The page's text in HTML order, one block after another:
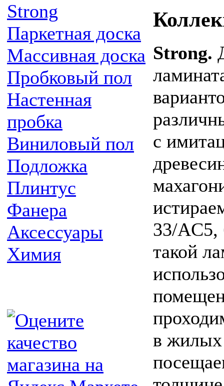
Strong
Паркетная доска
Массивная доска
Пробковый пол
Настенная
пробка
Виниловый пол
Подложка
Плинтус
Фанера
Аксессуары
Химия
Strong.
с
33/AC5,
такой
в жилых